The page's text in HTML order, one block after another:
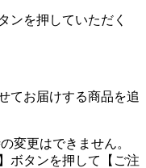
ンを押していただく
てお届けする商品を追
変更はできません。
ボタンを押して【ご注